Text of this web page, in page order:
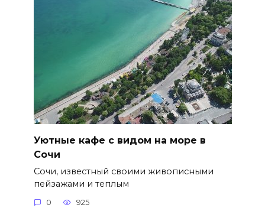
Уютные кафе с видом на море в
Сочи
Сочи, известный своими живописными
пейзажами и теплым
0 925